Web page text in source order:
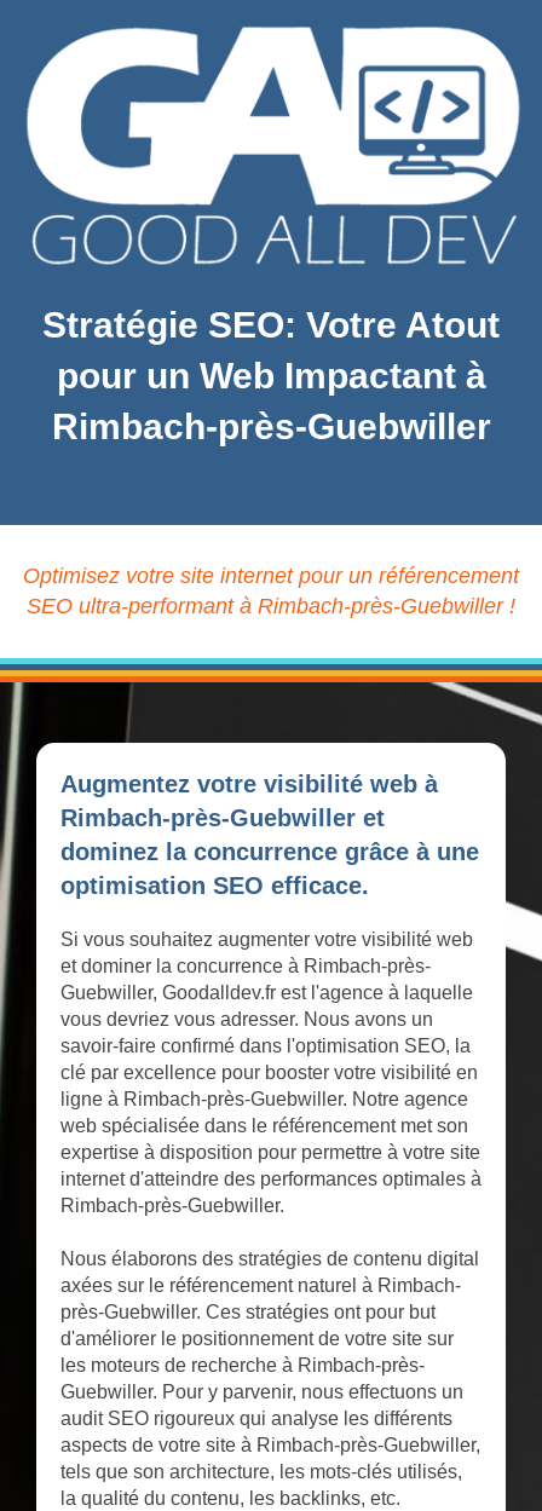
Stratégie SEO: Votre Atout
pour un Web Impactant à
Rimbach-près-Guebwiller
Optimisez votre site internet pour un référencement
SEO ultra-performant à Rimbach-près-Guebwiller !
Augmentez votre visibilité web à
Rimbach-près-Guebwiller et
dominez la concurrence grâce à une
optimisation SEO efficace.
Si vous souhaitez augmenter votre visibilité web
et dominer la concurrence à Rimbach-près-
Guebwiller, Goodalldev.fr est l'agence à laquelle
vous devriez vous adresser. Nous avons un
savoir-faire confirmé dans l'optimisation SEO, la
clé par excellence pour booster votre visibilité en
ligne à Rimbach-près-Guebwiller. Notre agence
web spécialisée dans le référencement met son
expertise à disposition pour permettre à votre site
internet d'atteindre des performances optimales à
Rimbach-près-Guebwiller.
Nous élaborons des stratégies de contenu digital
axées sur le référencement naturel à Rimbach-
près-Guebwiller. Ces stratégies ont pour but
d'améliorer le positionnement de votre site sur
les moteurs de recherche à Rimbach-près-
Guebwiller. Pour y parvenir, nous effectuons un
audit SEO rigoureux qui analyse les différents
aspects de votre site à Rimbach-près-Guebwiller,
tels que son architecture, les mots-clés utilisés,
la qualité du contenu, les backlinks, etc.